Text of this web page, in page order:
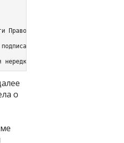
Правовой консалтинг.
одним из членов
Руководитель
о